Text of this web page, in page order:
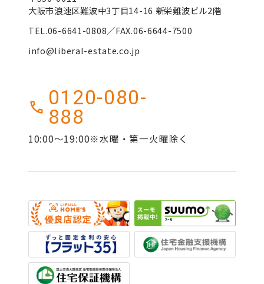
大阪市浪速区難波中3丁目14-16 新栄難波ビル2階
TEL.06-6641-0808／FAX.06-6644-7500
info@liberal-estate.co.jp
0120-080-
888
10:00～19:00※水曜・第一火曜除く